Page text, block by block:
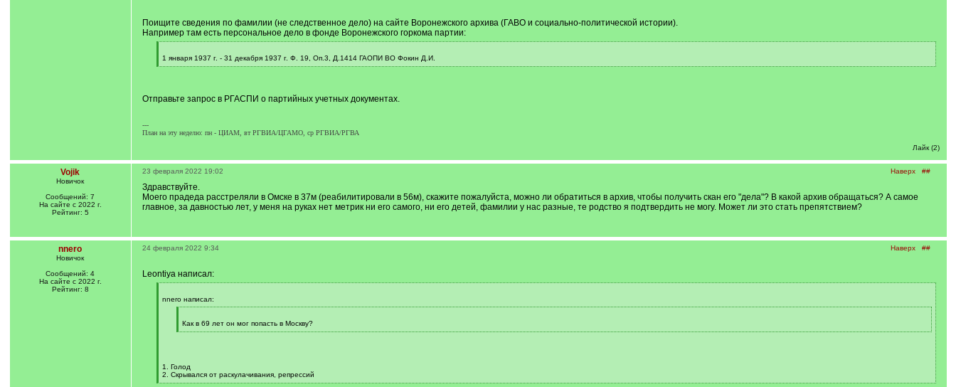
Поищите сведения по фамилии (не следственное дело) на сайте Воронежского архива (ГАВО и социально-политической истории).
Например там есть персональное дело в фонде Воронежского горкома партии:
q
]
1 января 1937 г. - 31 декабря 1937 г. Ф. 19, Оп.3, Д.1414 ГАОПИ ВО Фокин Д.И.
[
Отправьте запрос в РГАСПИ о партийных учетных документах.
---
План на эту неделю: пн - ЦИАМ, вт РГВИА/ЦГАМО, ср РГВИА/РГВА
Лайк (2)
Vojik
Новичок
Сообщений: 7
На сайте с 2022 г.
Рейтинг: 5
Наверх ##
23 февраля 2022 19:02
Здравствуйте.
Моего прадеда расстреляли в Омске в 37м (реабилитировали в 56м), скажите пожалуйста, можно ли обратиться в архив, чтобы получить скан его "дела"? В какой архив обращаться? А самое
главное, за давностью лет, у меня на руках нет метрик ни его самого, ни его детей, фамилии у нас разные, те родство я подтвердить не могу. Может ли это стать препятствием?
nnero
Новичок
Сообщений: 4
На сайте с 2022 г.
Рейтинг: 8
Наверх ##
24 февраля 2022 9:34
Leontiya написал:
q
nnero написал:
q
]
Как в 69 лет он мог попасть в Москву?
[
1. Голод
2. Скрывался от раскулачивания, репрессий
[